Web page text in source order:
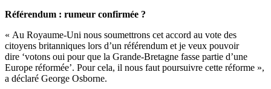
Référendum : rumeur confirmée ?
« Au Royaume-Uni nous soumettrons cet accord au vote des
citoyens britanniques lors d’un référendum et je veux pouvoir
dire ‘votons oui pour que la Grande-Bretagne fasse partie d’une
Europe réformée’. Pour cela, il nous faut poursuivre cette réforme »,
a déclaré George Osborne.